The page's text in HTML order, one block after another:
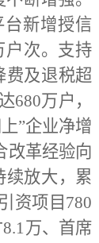
台新增授信
户次。支持
费及退税超
680万户，
”企业净增
改革经验向
续放大，累
资项目780
万、首席